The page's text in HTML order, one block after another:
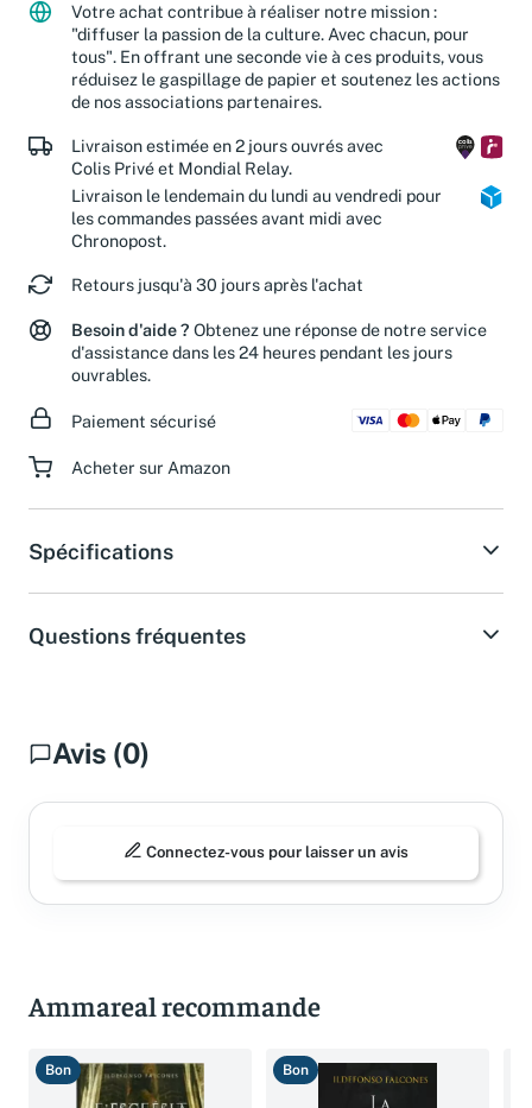
Votre achat contribue à réaliser notre mission :
"diffuser la passion de la culture. Avec chacun, pour
tous". En offrant une seconde vie à ces produits, vous
réduisez le gaspillage de papier et soutenez les actions
de nos associations partenaires.
Livraison estimée en 2 jours ouvrés avec
Colis Privé et Mondial Relay.
Livraison le lendemain du lundi au vendredi pour
les commandes passées avant midi avec
Chronopost.
Retours jusqu'à 30 jours après l'achat
Besoin d'aide ? Obtenez une réponse de notre service
d'assistance dans les 24 heures pendant les jours
ouvrables.
Paiement sécurisé
Acheter sur Amazon
Spécifications
Questions fréquentes
Avis (0)
Connectez-vous pour laisser un avis
Ammareal recommande
Bon Bon